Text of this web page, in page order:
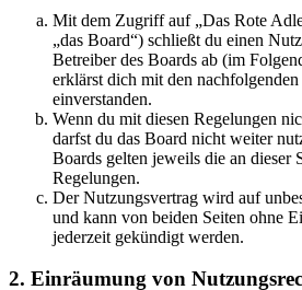
Mit dem Zugriff auf „Das Rote
„das Board“) schließt du einen
Betreiber des Boards ab (im
erklärst dich mit den
einverstanden.
Wenn du mit diesen Regelungen
darfst du das Board nicht weiter
Boards gelten jeweils die an dieser
Regelungen.
Der Nutzungsvertrag wird auf
und kann von beiden Seiten ohne
jederzeit gekündigt werden.
2. Einräumung von